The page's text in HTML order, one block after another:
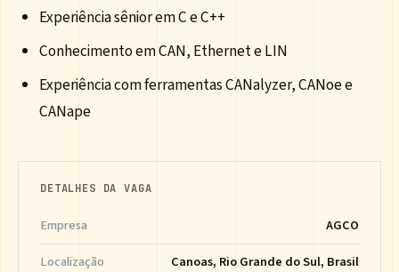
Experiência sênior em C e C++
Conhecimento em CAN, Ethernet e LIN
Experiência com ferramentas CANalyzer, CANoe e
CANape
DETALHES DA VAGA
Empresa
AGCO
Localização
Canoas, Rio Grande do Sul, Brasil